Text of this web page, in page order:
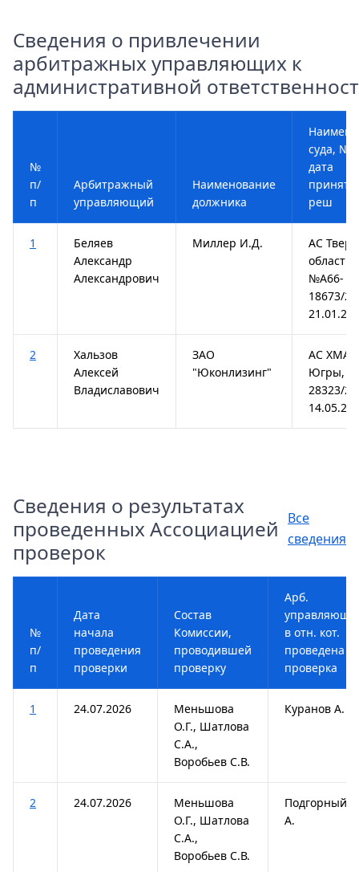
Сведения о привлечении
арбитражных управляющих к
административной
№
п/
п
Арбитражный
управляющий
Наименование
должника
суда, №
дата
реш
1
Беляев
Александр
Александрович
Миллер И.Д.
АС
области,
№А66-
18673/
2
Хальзов
Алексей
Владиславович
ЗАО
"Юконлизинг"
АС
Югры,
28323/
Сведения о результатах
проведенных Ассоциацией
проверок
Все
сведения
№
п/
п
Дата
начала
проведения
проверки
Состав
Комиссии,
проводившей
проверку
Арб.
в отн. кот.
проведена
проверка
1 24.07.2026
Меньшова
О.Г., Шатлова
С.А.,
Воробьев С.В.
Куранов А. И.
2 24.07.2026
Меньшова
О.Г., Шатлова
С.А.,
Воробьев С.В.
Подгорный
А.